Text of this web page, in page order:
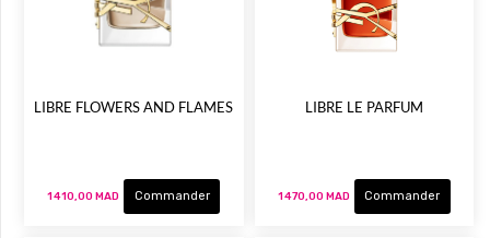
LIBRE FLOWERS AND FLAMES
1 410,00 MAD Commander
LIBRE LE PARFUM
1 470,00 MAD Commander